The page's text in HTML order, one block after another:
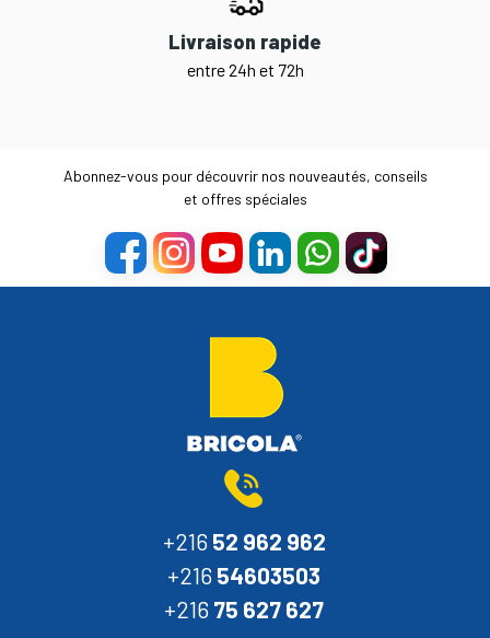
Livraison rapide
entre 24h et 72h
Abonnez-vous pour découvrir nos nouveautés, conseils
et offres spéciales
+216 52 962 962
+216 54603503
+216 75 627 627